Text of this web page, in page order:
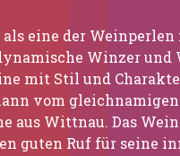
eine der
Winzer
mit Stil und
vom
aus Wittnau. Das
guten Ruf für seine